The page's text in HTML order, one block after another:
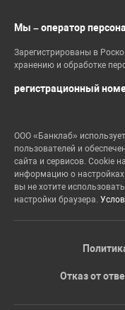
Мы – оператор
Зарегистрированы в
хранению и обработке
регистрационный
ООО «Банклаб»
пользователей и
сайта и сервисов. Cookie
информацию о
вы не хотите
настройки браузера.
Отказ от